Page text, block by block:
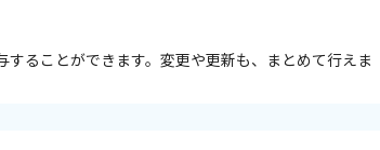
ることができます。変更や更新も、まとめて行えま